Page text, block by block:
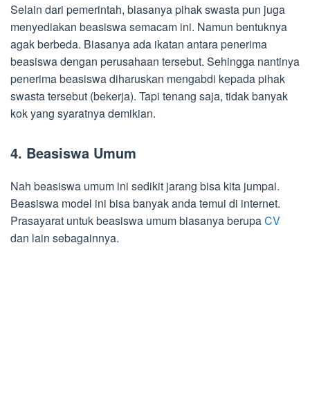
Selain dari pemerintah, biasanya pihak swasta pun juga
menyediakan beasiswa semacam ini. Namun bentuknya
agak berbeda. Biasanya ada ikatan antara penerima
beasiswa dengan perusahaan tersebut. Sehingga nantinya
penerima beasiswa diharuskan mengabdi kepada pihak
swasta tersebut (bekerja). Tapi tenang saja, tidak banyak
kok yang syaratnya demikian.
4. Beasiswa Umum
Nah beasiswa umum ini sedikit jarang bisa kita jumpai.
Beasiswa model ini bisa banyak anda temui di internet.
Prasayarat untuk beasiswa umum biasanya berupaCV
dan lain sebagainnya.